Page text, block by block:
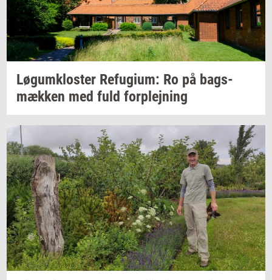
Løgum­klo­ster Re­fu­gi­um: Ro på bags­
mæk­ken med fuld for­plej­ning